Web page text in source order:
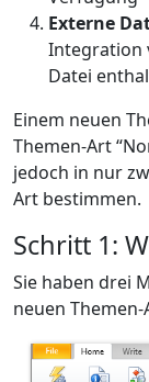
Externe
Integration
Datei
Einem neuen
Themen-Art
jedoch in nur
Art bestimmen.
Schritt 1:
Sie haben drei
neuen Themen-